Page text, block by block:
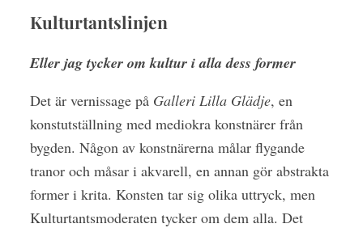
Kulturtantslinjen
Eller jag tycker om kultur i alla dess former
Det är vernissage på Galleri Lilla Glädje, en
konstutställning med mediokra konstnärer från
bygden. Någon av konstnärerna målar flygande
tranor och måsar i akvarell, en annan gör abstrakta
former i krita. Konsten tar sig olika uttryck, men
Kulturtantsmoderaten tycker om dem alla. Det